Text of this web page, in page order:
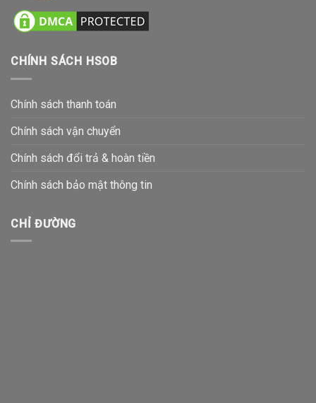
CHÍNH SÁCH HSOB
Chính sách thanh toán
Chính sách vận chuyển
Chính sách đổi trả & hoàn tiền
Chính sách bảo mật thông tin
CHỈ ĐƯỜNG